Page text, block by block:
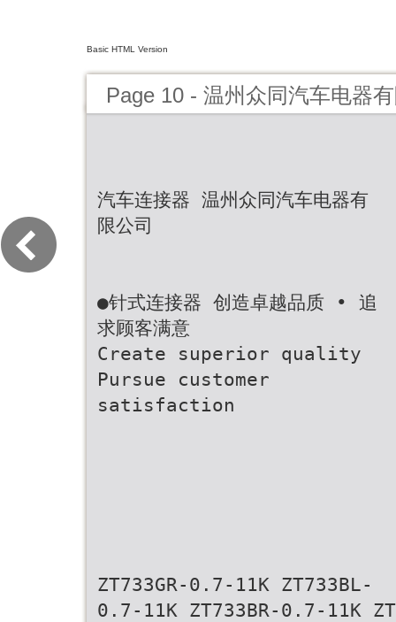
Basic HTML Version
Page 10 - 温州众同汽车电器
汽车连接器 温州众同汽车电器有
限公司
●针式连接器 创造卓越品质 • 追
求顾客满意
Create superior quality
Pursue customer
satisfaction
ZT733GR-0.7-11K ZT733BL-
0.7-11K ZT733BR-0.7-11K